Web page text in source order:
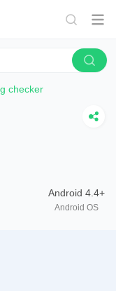
checker
Android 4.4+
Android OS